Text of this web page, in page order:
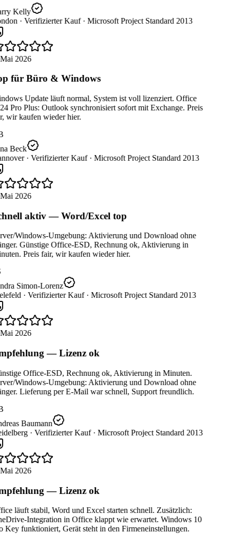
Kelly
· Verifizierter Kauf · Microsoft Project Standard 2013
2026
für Büro & Windows
Update läuft normal, System ist voll lizenziert. Office
Pro Plus: Outlook synchronisiert sofort mit Exchange. Preis
wir kaufen wieder hier.
Beck
· Verifizierter Kauf · Microsoft Project Standard 2013
2026
aktiv — Word/Excel top
Windows-Umgebung: Aktivierung und Download ohne
Günstige Office-ESD, Rechnung ok, Aktivierung in
Preis fair, wir kaufen wieder hier.
Simon-Lorenz
· Verifizierter Kauf · Microsoft Project Standard 2013
2026
— Lizenz ok
Office-ESD, Rechnung ok, Aktivierung in Minuten.
Windows-Umgebung: Aktivierung und Download ohne
Lieferung per E-Mail war schnell, Support freundlich.
Baumann
· Verifizierter Kauf · Microsoft Project Standard 2013
2026
— Lizenz ok
läuft stabil, Word und Excel starten schnell. Zusätzlich:
Integration in Office klappt wie erwartet. Windows 10
Key funktioniert, Gerät steht in den Firmeneinstellungen.